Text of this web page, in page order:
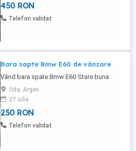
450 RON
Telefon validat
Bara sapte Bmw E60 de vânzare
Vând bara spate Bmw E60 Stare buna
Uda, Arges
27 iulie
250 RON
Telefon validat